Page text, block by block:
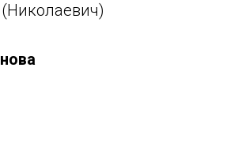
(Николаевич)